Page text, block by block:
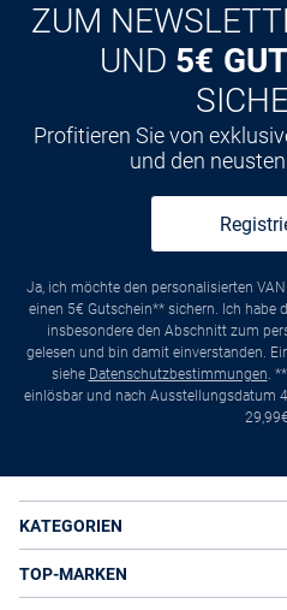
ZUM
UND 5€
Profitieren Sie von
und den
Ja, ich möchte den personalisierten
einen 5€ Gutschein** sichern. Ich habe
insbesondere den Abschnitt zum
gelesen und bin damit einverstanden.
siehe Datenschutzbestimmungen.
einlösbar und nach Ausstellungsdatum
KATEGORIEN
TOP-MARKEN